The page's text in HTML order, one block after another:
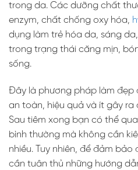
trong da. Các dưỡng chất
enzym, chất chống oxy hóa,
dụng làm trẻ hóa da, sáng
trong trạng thái căng mịn,
sống.
Đây là phương pháp làm đẹp
an toàn, hiệu quả và ít gây
Sau tiêm xong bạn có thể
bình thường mà không cần
nhiều. Tuy nhiên, để đảm
cần tuân thủ những hướng